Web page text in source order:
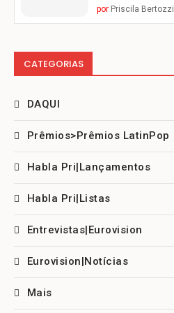
por Priscila Bertozzi
CATEGORIAS
DAQUI
Prêmios>Prêmios LatinPop
Habla Pri|Lançamentos
Habla Pri|Listas
Entrevistas|Eurovision
Eurovision|Notícias
Mais